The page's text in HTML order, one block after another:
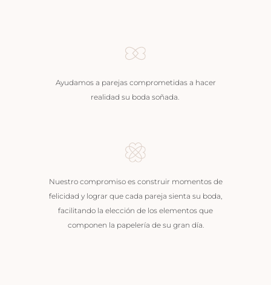
Ayudamos a parejas comprometidas a hacer
realidad su boda soñada.
Nuestro compromiso es construir momentos de
felicidad y lograr que cada pareja sienta su boda,
facilitando la elección de los elementos que
componen la papelería de su gran día.